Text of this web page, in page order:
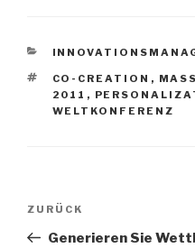
KATEGORIEN
SCHLAGWÖRTER
CO-CREATION ,
2011 ,
WELTKONFERENZ
Beitrags-
Vorheriger
Beitrag
ZURÜCK
Generieren Sie